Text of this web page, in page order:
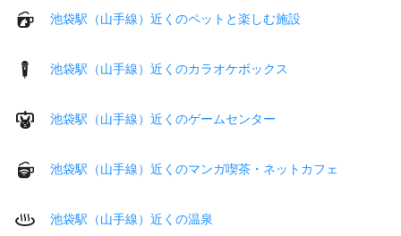
池袋駅（山手線）近くのペットと楽しむ施設
池袋駅（山手線）近くのカラオケボックス
池袋駅（山手線）近くのゲームセンター
池袋駅（山手線）近くのマンガ喫茶・ネットカフェ
池袋駅（山手線）近くの温泉